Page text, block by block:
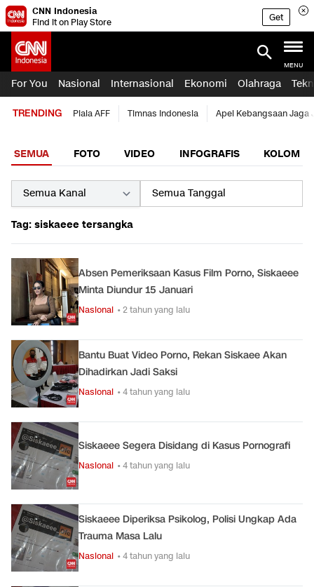
CNN Indonesia
Find it on Play Store
Get
MENU
For You Nasional Internasional Ekonomi Olahraga
TRENDING Piala AFF Timnas Indonesia Apel Kebangsaan Jaga
SEMUA FOTO VIDEO INFOGRAFIS KOLOM
Tag: siskaeee tersangka
Absen Pemeriksaan Kasus Film Porno, Siskaeee
Minta Diundur 15 Januari
Nasional • 2 tahun yang lalu
Bantu Buat Video Porno, Rekan Siskaee Akan
Dihadirkan Jadi Saksi
Nasional • 4 tahun yang lalu
Siskaeee Segera Disidang di Kasus Pornografi
Nasional • 4 tahun yang lalu
Siskaeee Diperiksa Psikolog, Polisi Ungkap Ada
Trauma Masa Lalu
Nasional • 4 tahun yang lalu